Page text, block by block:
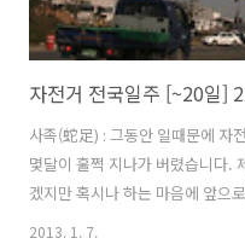
자전거 전국일주 [~20일]
사족(蛇足) : 그동안 일때문에 자
몇달이 훌쩍 지나가 버렸습니다.
겠지만 혹시나 하는 마음에 앞으
겠습니다.(이마음 또 언제 변할지
2013. 1. 7.